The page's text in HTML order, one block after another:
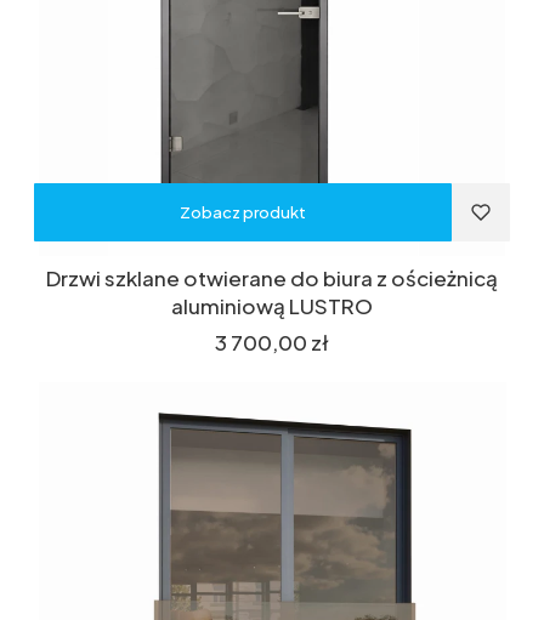
Zobacz produkt
Drzwi szklane otwierane do biura z ościeżnicą
aluminiową LUSTRO
Cena
3 700,00 zł